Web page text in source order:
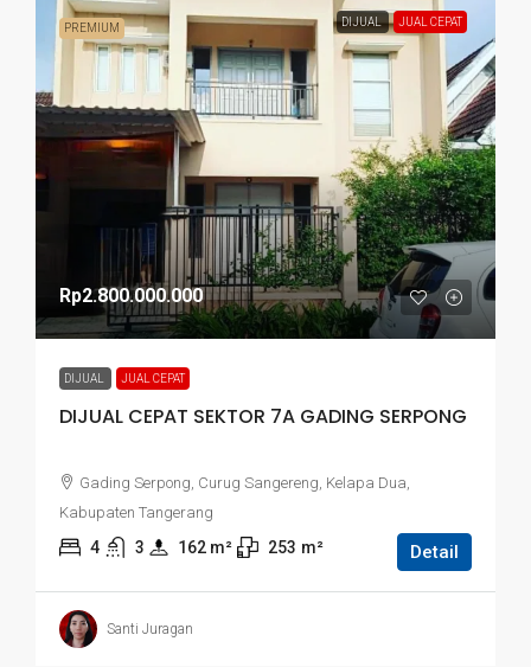
PREMIUM DIJUAL JUAL CEPAT
Rp2.800.000.000
DIJUAL JUAL CEPAT
DIJUAL CEPAT SEKTOR 7A GADING SERPONG
Gading Serpong, Curug Sangereng, Kelapa Dua,
Kabupaten Tangerang
4 3 162 m² 253 m² Detail
Santi Juragan